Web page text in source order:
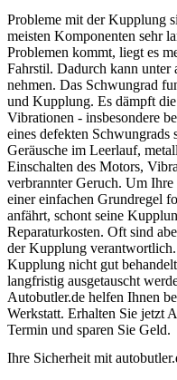
Probleme mit der Kupplung
meisten Komponenten sehr
Problemen kommt, liegt es
Fahrstil. Dadurch kann unter
nehmen. Das Schwungrad
und Kupplung. Es dämpft
Vibrationen - insbesondere
eines defekten Schwungrads
Geräusche im Leerlauf,
Einschalten des Motors,
verbrannter Geruch. Um
einer einfachen Grundregel
anfährt, schont seine
Reparaturkosten. Oft sind
der Kupplung
Kupplung nicht gut
langfristig ausgetauscht
Autobutler.de helfen Ihnen
Werkstatt. Erhalten Sie jetzt
Termin und sparen Sie Geld.
Ihre Sicherheit mit